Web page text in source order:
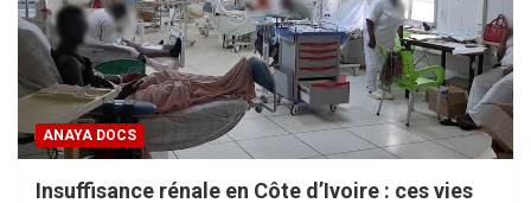
ANAYA DOCS
Insuffisance rénale en Côte d’Ivoire : ces vies